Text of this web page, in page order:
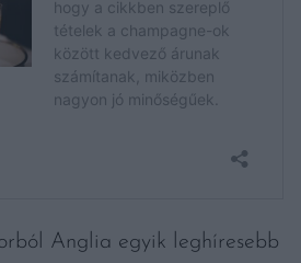
Anglia egyik leghíresebb